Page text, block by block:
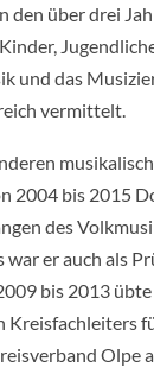
den über drei
und das
vermittelt.
2004 bis 2015
des
er auch als
bis 2013
Kreisfachleiters
Olpe